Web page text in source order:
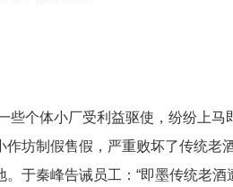
个体小厂受利益驱使，纷纷上马
坊制假售假，严重败坏了传统老
于秦峰告诫员工：“即墨传统老